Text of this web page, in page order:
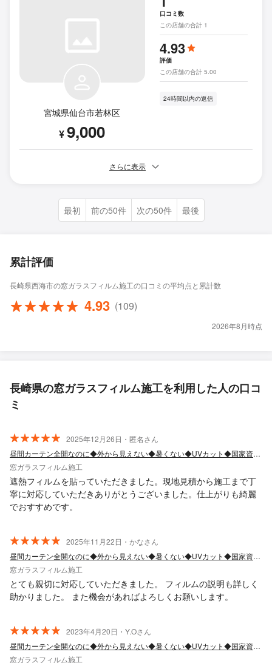
宮城県仙台市若林区
¥9,000
口コミ数
この店舗の合計 1
4.93
評価
この店舗の合計 5.00
24時間以内の返信
さらに表示
最初 前の50件 次の50件 最後
累計評価
長崎県西海市の窓ガラスフィルム施工の口コミの平均点と累計数
4.93 (109)
2026年8月時点
長崎県の窓ガラスフィルム施工を利用した人の口コ
ミ
2025年12月26日・匿名さん
昼間カーテン全開なのに◆外から見えない◆暑くない◆UVカット◆国家資格1級技能士
窓ガラスフィルム施工
遮熱フィルムを貼っていただきました。現地見積から施工まで丁
寧に対応していただきありがとうございました。仕上がりも綺麗
でおすすめです。
2025年11月22日・かなさん
昼間カーテン全開なのに◆外から見えない◆暑くない◆UVカット◆国家資格1級技能士
窓ガラスフィルム施工
とても親切に対応していただきました。 フィルムの説明も詳しく
助かりました。 また機会があればよろしくお願いします。
2023年4月20日・Y.Oさん
昼間カーテン全開なのに◆外から見えない◆暑くない◆UVカット◆国家資格1級技能士
窓ガラスフィルム施工